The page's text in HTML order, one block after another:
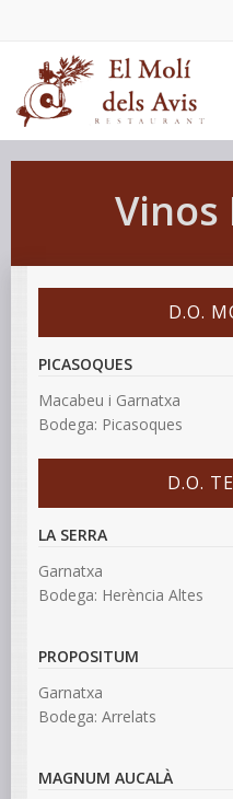
Tel:
Vinos
D.O.
PICASOQUES
Macabeu i Garnatxa
Bodega: Picasoques
D.O.
LA SERRA
Garnatxa
Bodega: Herència Altes
PROPOSITUM
Garnatxa
Bodega: Arrelats
MAGNUM AUCALÀ